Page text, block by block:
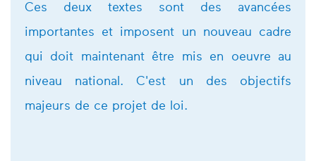
Ces deux textes sont des avancées
importantes et imposent un nouveau cadre
qui doit maintenant être mis en oeuvre au
niveau national. C'est un des objectifs
majeurs de ce projet de loi.